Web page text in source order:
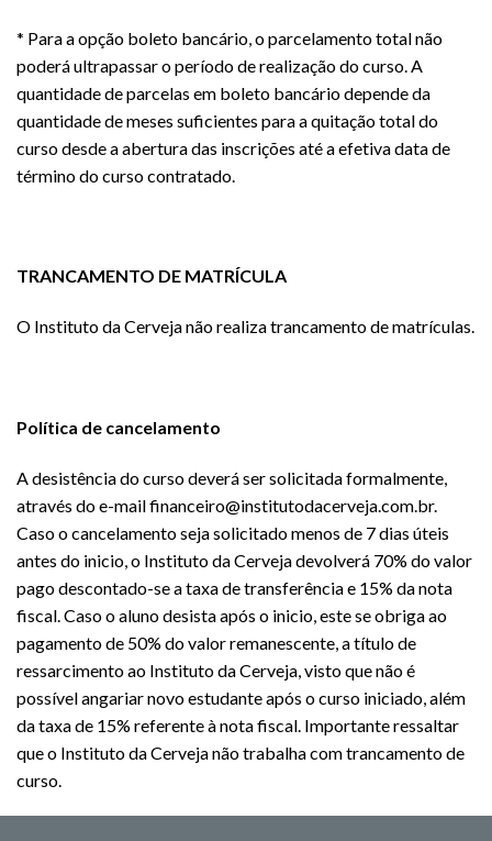
* Para a opção boleto bancário, o parcelamento total não
poderá ultrapassar o período de realização do curso. A
quantidade de parcelas em boleto bancário depende da
quantidade de meses suficientes para a quitação total do
curso desde a abertura das inscrições até a efetiva data de
término do curso contratado.
TRANCAMENTO DE MATRÍCULA
O Instituto da Cerveja não realiza trancamento de matrículas.
Política de cancelamento
A desistência do curso deverá ser solicitada formalmente,
através do e-mail financeiro@institutodacerveja.com.br.
Caso o cancelamento seja solicitado menos de 7 dias úteis
antes do inicio, o Instituto da Cerveja devolverá 70% do valor
pago descontado-se a taxa de transferência e 15% da nota
fiscal. Caso o aluno desista após o inicio, este se obriga ao
pagamento de 50% do valor remanescente, a título de
ressarcimento ao Instituto da Cerveja, visto que não é
possível angariar novo estudante após o curso iniciado, além
da taxa de 15% referente à nota fiscal. Importante ressaltar
que o Instituto da Cerveja não trabalha com trancamento de
curso.